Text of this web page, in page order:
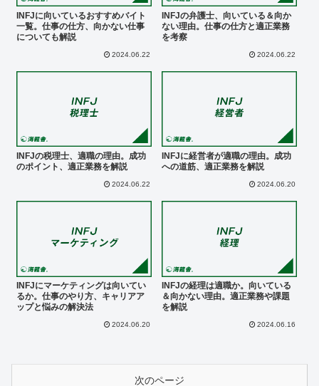
INFJに向いているおすすめバイト
一覧。仕事の仕方、向かない仕事
についても解説
2024.06.22
INFJの弁護士、向いている＆向か
ない理由。仕事の仕方と適正業務
を考察
2024.06.22
INFJの税理士、適職の理由。成功
のポイント、適正業務を解説
2024.06.22
INFJに経営者が適職の理由。成功
への道筋、適正業務を解説
2024.06.20
INFJにマーケティングは向いてい
るか。仕事のやり方、キャリアア
ップと悩みの解決法
2024.06.20
INFJの経理は適職か。向いている
＆向かない理由。適正業務や課題
を解説
2024.06.16
次のページ